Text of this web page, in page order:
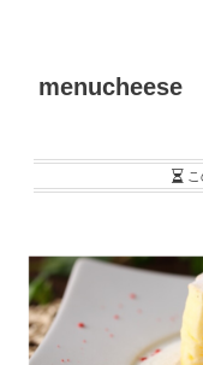
menucheese